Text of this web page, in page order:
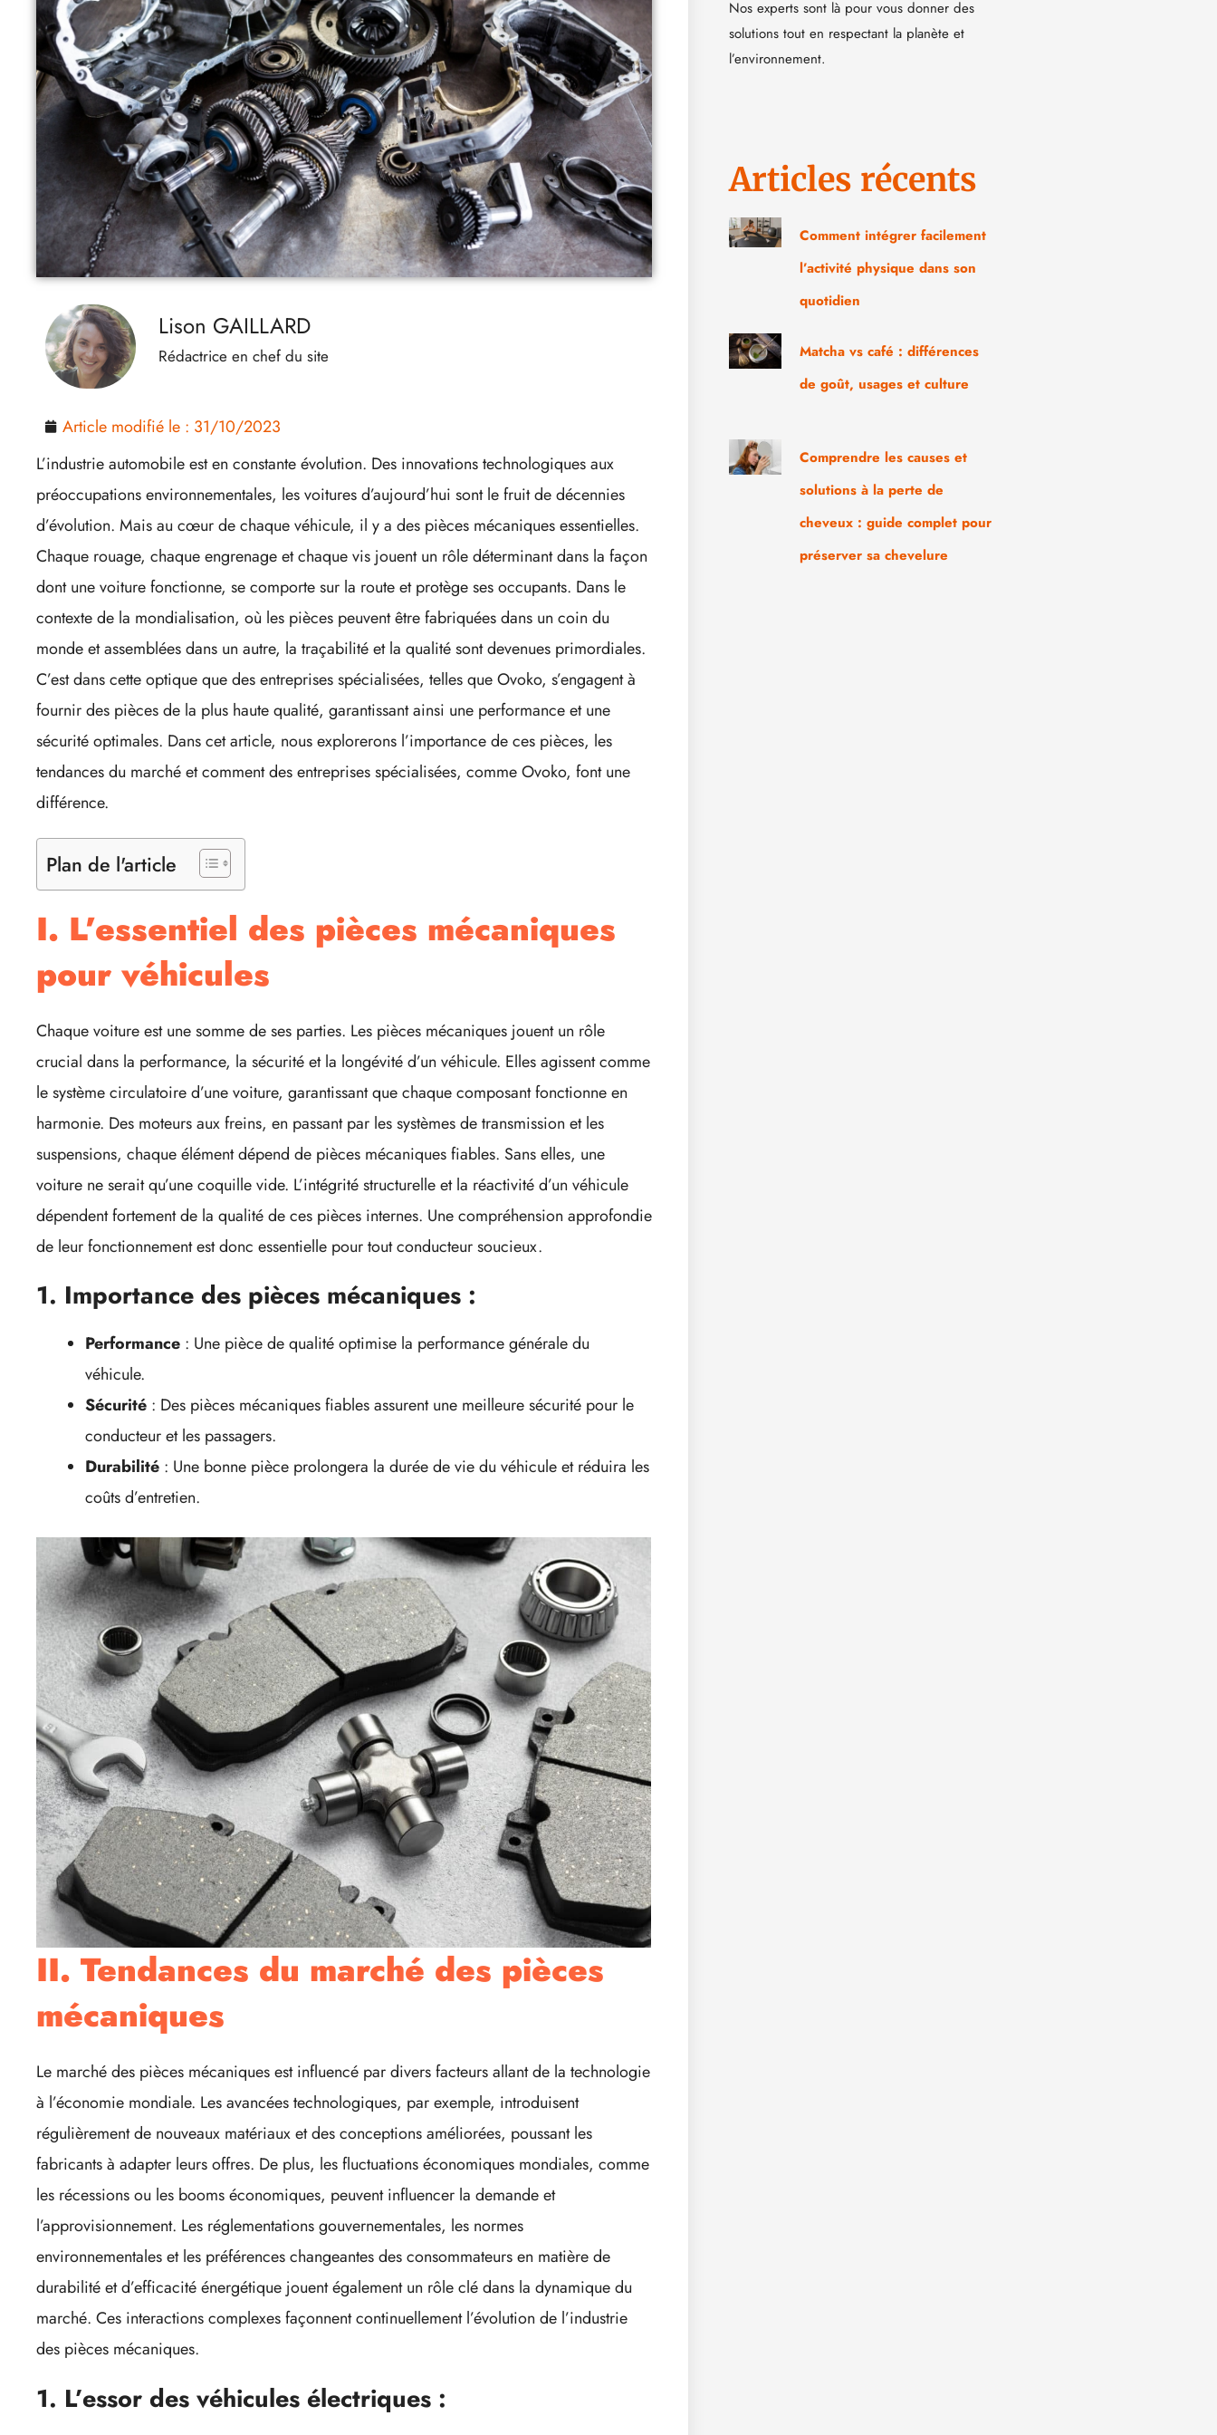
Lison GAILLARD
Rédactrice en chef du site
Article modifié le : 31/10/2023
L’industrie automobile est en constante évolution. Des innovations technologiques aux
préoccupations environnementales, les voitures d’aujourd’hui sont le fruit de décennies
d’évolution. Mais au cœur de chaque véhicule, il y a des pièces mécaniques essentielles.
Chaque rouage, chaque engrenage et chaque vis jouent un rôle déterminant dans la façon
dont une voiture fonctionne, se comporte sur la route et protège ses occupants. Dans le
contexte de la mondialisation, où les pièces peuvent être fabriquées dans un coin du
monde et assemblées dans un autre, la traçabilité et la qualité sont devenues primordiales.
C’est dans cette optique que des entreprises spécialisées, telles que Ovoko, s’engagent à
fournir des pièces de la plus haute qualité, garantissant ainsi une performance et une
sécurité optimales. Dans cet article, nous explorerons l’importance de ces pièces, les
tendances du marché et comment des entreprises spécialisées, comme Ovoko, font une
différence.
Plan de l'article
I. L’essentiel des pièces mécaniques
pour véhicules
Chaque voiture est une somme de ses parties. Les pièces mécaniques jouent un rôle
crucial dans la performance, la sécurité et la longévité d’un véhicule. Elles agissent comme
le système circulatoire d’une voiture, garantissant que chaque composant fonctionne en
harmonie. Des moteurs aux freins, en passant par les systèmes de transmission et les
suspensions, chaque élément dépend de pièces mécaniques fiables. Sans elles, une
voiture ne serait qu’une coquille vide. L’intégrité structurelle et la réactivité d’un véhicule
dépendent fortement de la qualité de ces pièces internes. Une compréhension approfondie
de leur fonctionnement est donc essentielle pour tout conducteur soucieux.
1. Importance des pièces mécaniques :
Performance : Une pièce de qualité optimise la performance générale du
véhicule.
Sécurité : Des pièces mécaniques fiables assurent une meilleure sécurité pour le
conducteur et les passagers.
Durabilité : Une bonne pièce prolongera la durée de vie du véhicule et réduira les
coûts d’entretien.
II. Tendances du marché des pièces
mécaniques
Le marché des pièces mécaniques est influencé par divers facteurs allant de la technologie
à l’économie mondiale. Les avancées technologiques, par exemple, introduisent
régulièrement de nouveaux matériaux et des conceptions améliorées, poussant les
fabricants à adapter leurs offres. De plus, les fluctuations économiques mondiales, comme
les récessions ou les booms économiques, peuvent influencer la demande et
l’approvisionnement. Les réglementations gouvernementales, les normes
environnementales et les préférences changeantes des consommateurs en matière de
durabilité et d’efficacité énergétique jouent également un rôle clé dans la dynamique du
marché. Ces interactions complexes façonnent continuellement l’évolution de l’industrie
des pièces mécaniques.
1. L’essor des véhicules électriques :
Nos experts sont là pour vous donner des
solutions tout en respectant la planète et
l’environnement.
Articles récents
Comment intégrer facilement
l’activité physique dans son
quotidien
Matcha vs café : différences
de goût, usages et culture
Comprendre les causes et
solutions à la perte de
cheveux : guide complet pour
préserver sa chevelure